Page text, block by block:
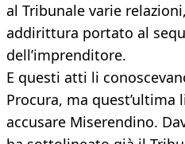
al Tribunale varie
addirittura portato al
dell’imprenditore.
E questi atti li
Procura, ma
accusare Miserendino.